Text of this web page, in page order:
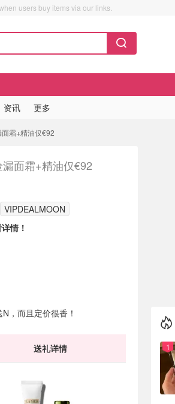
users buy items via our links.
资讯 更多
霜+精油仅€92
面霜+精油仅€92
VIPDEALMOON
情！
，而且定价很香！
送礼详情